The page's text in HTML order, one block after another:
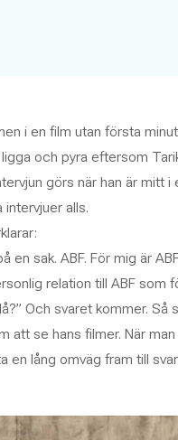
i en film utan första
och pyra eftersom
görs när han är mitt i
alls.
en sak. ABF. För mig är
relation till ABF som
Och svaret kommer. Så
att se hans filmer. När
en lång omväg fram till